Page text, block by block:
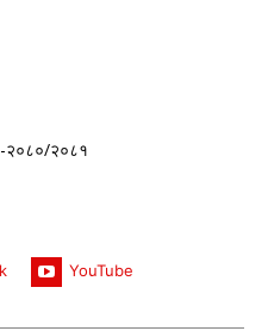
२०८०/२०८१
YouTube